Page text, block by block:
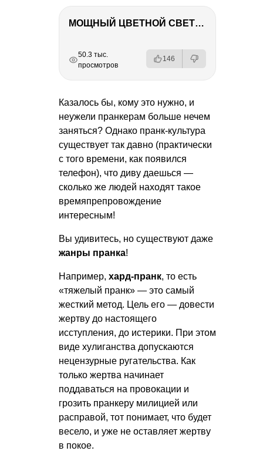
МОЩНЫЙ ЦВЕТНОЙ СВЕТ – NANLITE FC-500C
РЕКЛАМА
РЕКЛАМА
РЕКЛАМА
РЕКЛАМА
50.3 тыс.
просмотров
146
Казалось бы, кому это нужно, и
неужели пранкерам больше нечем
заняться? Однако пранк-культура
существует так давно (практически
с того времени, как появился
телефон), что диву даешься —
сколько же людей находят такое
времяпрепровождение
интересным!
Вы удивитесь, но существуют даже
жанры пранка!
Например, хард-пранк, то есть
«тяжелый пранк» — это самый
жесткий метод. Цель его — довести
жертву до настоящего
исступления, до истерики. При этом
виде хулиганства допускаются
нецензурные ругательства. Как
только жертва начинает
поддаваться на провокации и
грозить пранкеру милицией или
расправой, тот понимает, что будет
весело, и уже не оставляет жертву
в покое.